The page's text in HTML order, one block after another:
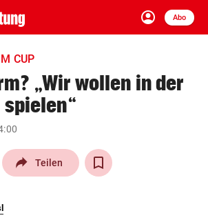
account_circle
Anmelden
Abo
close Schließen
arrow_right
CUP
„Wir wollen in der
spielen“
Teilen